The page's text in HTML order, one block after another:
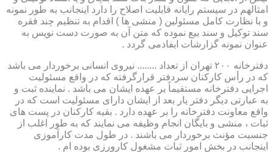
امثالهم در سیستم رایانه قابلیت اصلاح را دارد اینجانب به طور نمونه
و با نظارت کامل مسئولین ( منشی ها ) اقدام به تنظیم چند فقره
سند توکیل و سند بیع نموده که متن آن به صورت دست نویس به
عنوان نمونه گزارشات ایفادمی گردد .
دفترخانه ۲۰۰ تهران از تعداد ........ نیروی انسانی برخوردار می باشد
که در رأس کارکنان سردفتر قرارگرفته که در واقع مسئولیت
اجرایی دفترخانه مستقیماً بر عهده ایشان می باشد . نماینده ثبت و
به عبارتی دیگر دفتر یار بعد از ایشان دارای مسئولیت است که در
واقع معاونت دفترخانه را بر عهده دارد . بقیه کارکنان در پست های
ثبات ، منشی و بایگان انجام وظیفه می نمایند که به طور اغلب از
جنسیت مؤنث برخوردار می باشند . در طول مدت کارآموزی
اینجانب در بخش امور ثبات مشغول کارورزی بوده ام .